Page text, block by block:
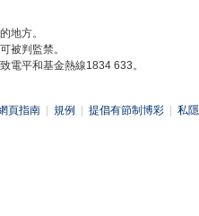
地方。
被判監禁。
電平和基金熱線1834 633。
頁指南 規例 提倡有節制博彩 私